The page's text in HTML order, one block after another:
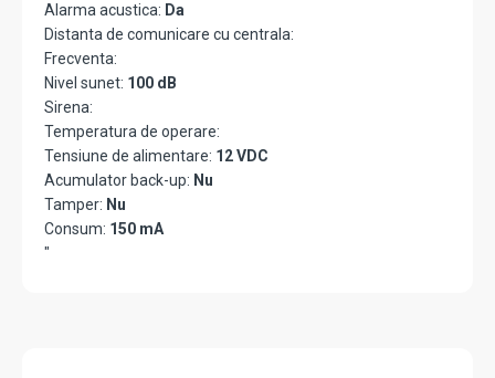
Alarma acustica: Da
Distanta de comunicare cu centrala:
Frecventa:
Nivel sunet: 100 dB
Sirena:
Temperatura de operare:
Tensiune de alimentare: 12 VDC
Acumulator back-up: Nu
Tamper: Nu
Consum: 150 mA
"